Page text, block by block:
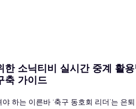
한 소닉티비 실시간 중계 활
축 가이드
하는 이른바 ‘축구 동호회 리더’는 은